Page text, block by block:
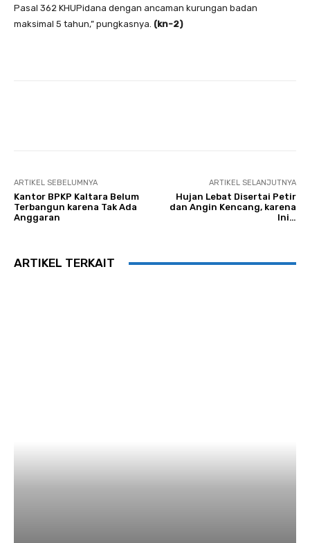
Pasal 362 KHUPidana dengan ancaman kurungan badan
maksimal 5 tahun,” pungkasnya. (kn-2)
ARTIKEL SEBELUMNYA
Kantor BPKP Kaltara Belum
Terbangun karena Tak Ada
Anggaran
ARTIKEL SELANJUTNYA
Hujan Lebat Disertai Petir
dan Angin Kencang, karena
Ini…
ARTIKEL TERKAIT